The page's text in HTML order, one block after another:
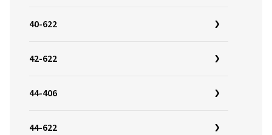
40-622
42-622
44-406
44-622